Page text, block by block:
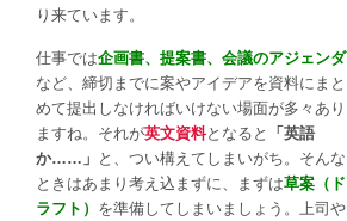
書
の
草
案
作
成
に
り来ています。
仕事では企画書、提案書、会議のアジェンダ
など、締切までに案やアイデアを資料にまと
めて提出しなければいけない場面が多々あり
ますね。それが英文資料となると
「英語
か……」 と、つい構えてしまいがち。そんな
ときはあまり考え込まずに、まずは草案（ド
ラフト） を準備してしまいましょう。上司や